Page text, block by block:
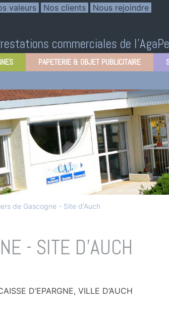
valeurs Nos clients Nous rejoindre
commerciales de
PAPETERIE & OBJET PUBLICITAIRE
de Gascogne - Site d'Auch
- SITE D'AUCH
D’EPARGNE, VILLE D’AUCH